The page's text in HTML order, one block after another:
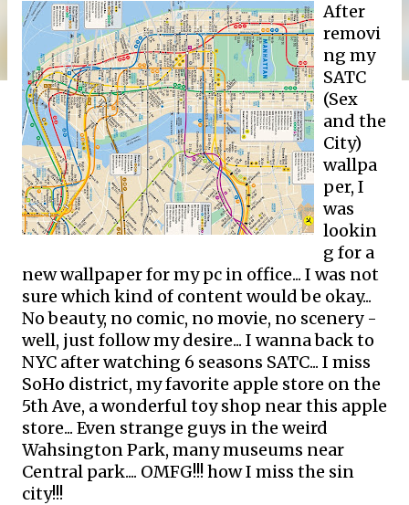
After
removi
ng my
SATC
(Sex
and the
City)
wallpa
per, I
was
lookin
g for a
new wallpaper for my pc in office... I was not
sure which kind of content would be okay...
No beauty, no comic, no movie, no scenery -
well, just follow my desire... I wanna back to
NYC after watching 6 seasons SATC... I miss
SoHo district, my favorite apple store on the
5th Ave, a wonderful toy shop near this apple
store... Even strange guys in the weird
Wahsington Park, many museums near
Central park.... OMFG!!! how I miss the sin
city!!!